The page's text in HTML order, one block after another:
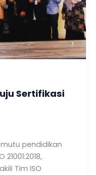
Sertifikasi
pendidikan
Tim ISO